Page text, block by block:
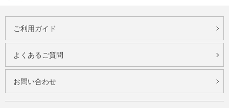
ご利用ガイド
よくあるご質問
お問い合わせ